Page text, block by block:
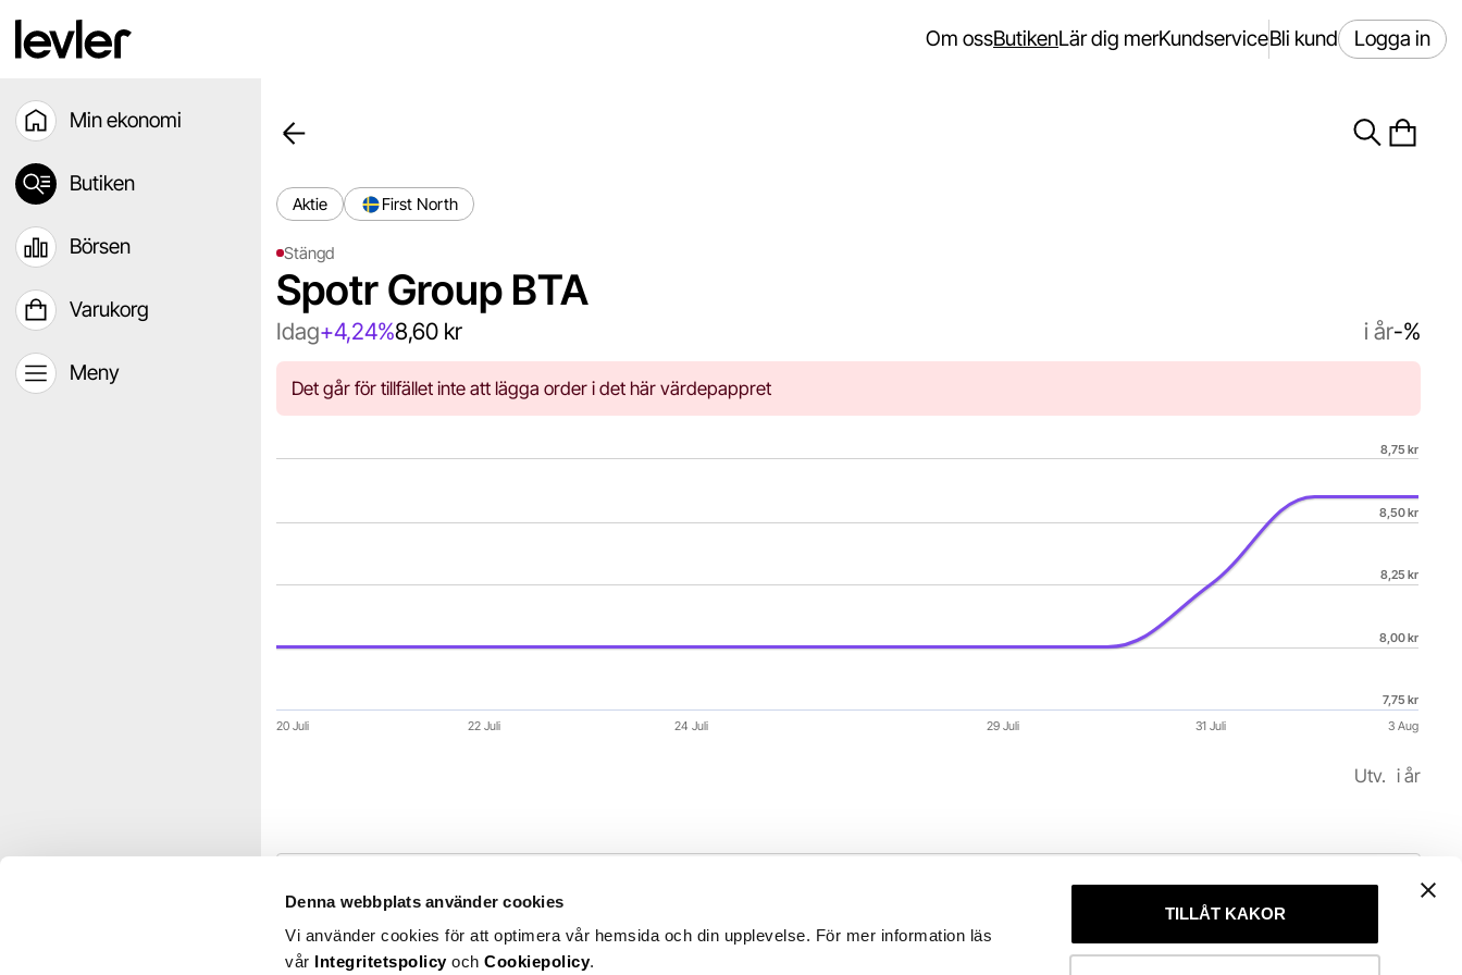
Denna webbplats använder cookies
Vi använder cookies för att optimera vår hemsida och din upplevelse. För mer information läs
vår IntegritetspolicyochCookiepolicy.
TILLÅT KAKOR
Om ossButikenLär dig merKundserviceBli kund Logga in
Min ekonomi
Butiken
Börsen
Varukorg
Meny
Aktie First North
Stängd
Spotr Group BTA
Idag+4,24%8,60 kr i år-%
Det går för tillfället inte att lägga order i det här värdepappret
20 Juli 22 Juli 24 Juli 29 Juli 31 Juli 3 Aug
7,75 kr
8,00 kr
8,25 kr
8,50 kr
8,75 kr
Utv. i år